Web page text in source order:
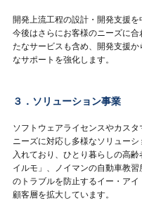
開発上流工程の設計・開発支援を
今後はさらにお客様のニーズに
たなサービスも含め、開発支援
なサポートを強化します。
３．ソリューション事業
ソフトウェアライセンスやカス
ニーズに対応し多様なソリュー
入れており、ひとり暮らしの高
イルモ」、ノイマンの自動車教
のトラブルを防止するイー・ア
顧客層を拡大しています。